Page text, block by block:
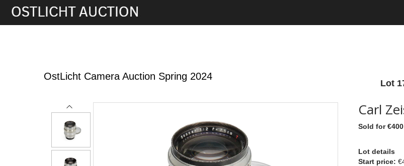
OstLicht Camera Auction Spring 2024
Lot
Carl
Sold for €400
Lot details
Start price: